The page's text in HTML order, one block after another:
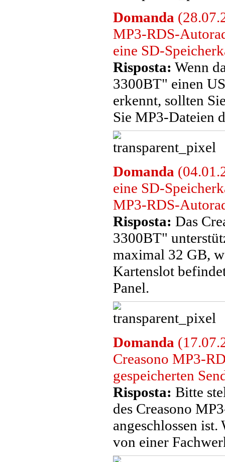
Domanda
MP3-RDS-
eine SD-
Risposta: Wenn
3300BT" einen
erkennt, sollten
Sie MP3-Dateien
Domanda
eine SD-
MP3-RDS-
Risposta: Das
3300BT"
maximal 32 GB,
Kartenslot
Panel.
Domanda
Creasono MP3-
gespeicherten
Risposta: Bitte
des Creasono
angeschlossen
von einer